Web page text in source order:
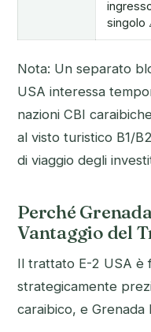
singolo
Nota: Un separato
USA interessa
nazioni CBI
al visto turistico B1/
di viaggio degli
Perché
Vantaggio del
Il trattato E-2 USA è
strategicamente
caraibico, e Grenada